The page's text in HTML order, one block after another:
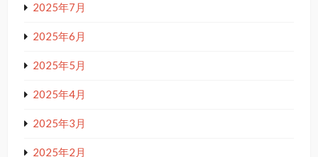
2025年7月
2025年6月
2025年5月
2025年4月
2025年3月
2025年2月